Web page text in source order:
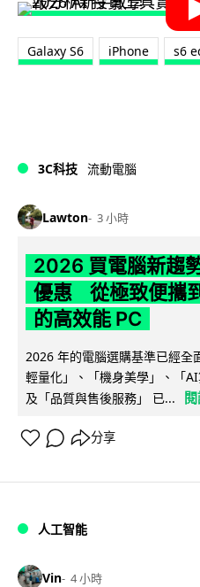
Galaxy S6 iPhone s6
3C科技 流動電腦
Lawton 3 小時
2026 買電腦新趨
優惠 從極致便攜
的高效能 PC
2026 年的電腦選購基準已經全
輕量化」、「機身美學」、「
及「品質與售後服務」 已...
分享
人工智能
Vin 4 小時